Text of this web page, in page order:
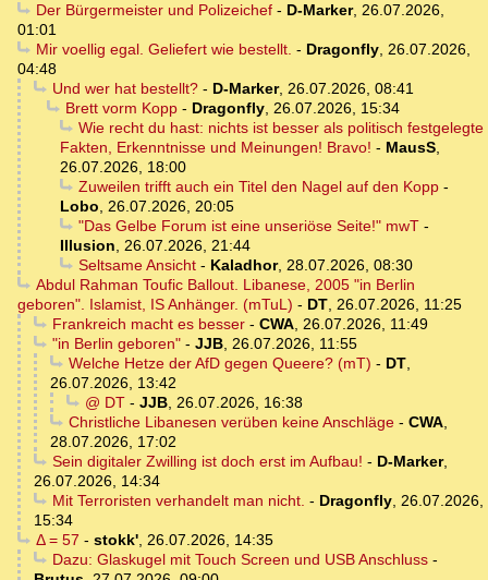
Der Bürgermeister und Polizeichef- D-Marker, 26.07.2026,
01:01
Mir voellig egal. Geliefert wie bestellt. - Dragonfly, 26.07.2026,
04:48
Und wer hat bestellt?- D-Marker, 26.07.2026, 08:41
Brett vorm Kopp- Dragonfly, 26.07.2026, 15:34
Wie recht du hast: nichts ist besser als politisch festgelegte
Fakten, Erkenntnisse und Meinungen! Bravo! - MausS,
26.07.2026, 18:00
Zuweilen trifft auch ein Titel den Nagel auf den Kopp-
Lobo, 26.07.2026, 20:05
"Das Gelbe Forum ist eine unseriöse Seite!" mwT-
Illusion, 26.07.2026, 21:44
Seltsame Ansicht- Kaladhor, 28.07.2026, 08:30
Abdul Rahman Toufic Ballout. Libanese, 2005 "in Berlin
geboren". Islamist, IS Anhänger. (mTuL) - DT, 26.07.2026, 11:25
Frankreich macht es besser- CWA, 26.07.2026, 11:49
"in Berlin geboren"- JJB, 26.07.2026, 11:55
Welche Hetze der AfD gegen Queere? (mT) - DT,
26.07.2026, 13:42
@ DT- JJB, 26.07.2026, 16:38
Christliche Libanesen verüben keine Anschläge- CWA,
28.07.2026, 17:02
Sein digitaler Zwilling ist doch erst im Aufbau! - D-Marker,
26.07.2026, 14:34
Mit Terroristen verhandelt man nicht. - Dragonfly, 26.07.2026,
15:34
Δ = 57 - stokk', 26.07.2026, 14:35
Dazu: Glaskugel mit Touch Screen und USB Anschluss-